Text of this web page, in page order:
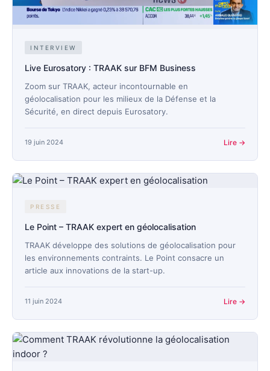
INTERVIEW
Live Eurosatory : TRAAK sur BFM Business
Zoom sur TRAAK, acteur incontournable en
géolocalisation pour les milieux de la Défense et la
Sécurité, en direct depuis Eurosatory.
19 juin 2024 Lire →
PRESSE
Le Point – TRAAK expert en géolocalisation
TRAAK développe des solutions de géolocalisation pour
les environnements contraints. Le Point consacre un
article aux innovations de la start-up.
11 juin 2024 Lire →